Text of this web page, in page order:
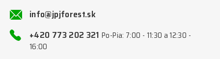
info@jpjforest.sk
+420 773 202 321Po-Pia: 7:00 - 11:30 a 12:30 -
16:00